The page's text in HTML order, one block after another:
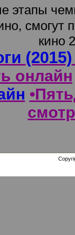
этапы
смогут
кино
онлайн
•